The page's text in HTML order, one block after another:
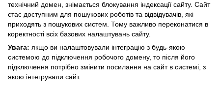
технічний домен, знімається блокування індексації сайту. Сайт
стає доступним для пошукових роботів та відвідувачів, які
приходять з пошукових систем. Тому важливо переконатися в
коректності всіх базових налаштувань сайту.
Увага: якщо ви налаштовували інтеграцію з будь-якою
системою до підключення робочого домену, то після його
підключення потрібно змінити посилання на сайт в системі, з
якою інтегрували сайт.